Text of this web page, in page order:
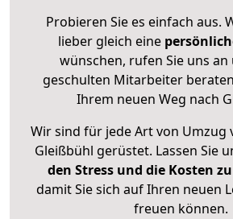
Probieren Sie es einfach aus.
lieber gleich eine
wünschen, rufen Sie uns
geschulten Mitarbeiter
Ihrem neuen Weg nach
Wir sind für jede Art von Umzug
Gleißbühl gerüstet. Lassen Sie
den Stress und die Kosten
damit Sie sich auf Ihren neuen
freuen können.